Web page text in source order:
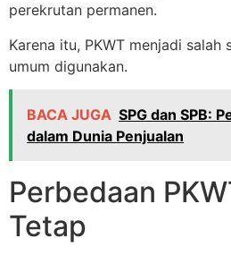
perekrutan permanen.
Karena itu, PKWT menjadi
umum digunakan.
BACA JUGA SPG dan SPB:
dalam Dunia Penjualan
Perbedaan
Tetap